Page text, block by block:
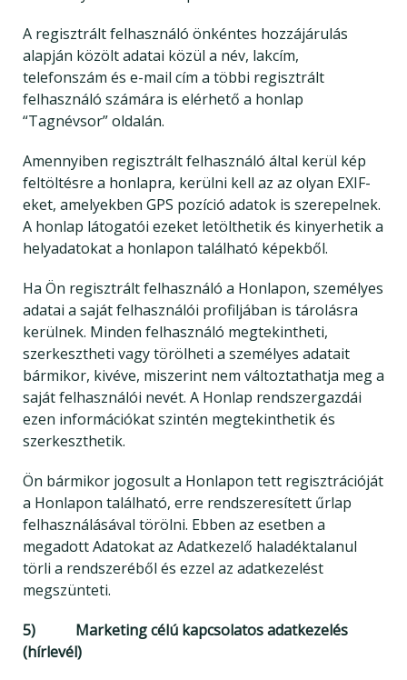
A regisztrált felhasználó önkéntes hozzájárulás
alapján közölt adatai közül a név, lakcím,
telefonszám és e-mail cím a többi regisztrált
felhasználó számára is elérhető a honlap
“Tagnévsor” oldalán.
Amennyiben regisztrált felhasználó által kerül kép
feltöltésre a honlapra, kerülni kell az az olyan EXIF-
eket, amelyekben GPS pozíció adatok is szerepelnek.
A honlap látogatói ezeket letölthetik és kinyerhetik a
helyadatokat a honlapon található képekből.
Ha Ön regisztrált felhasználó a Honlapon, személyes
adatai a saját felhasználói profiljában is tárolásra
kerülnek. Minden felhasználó megtekintheti,
szerkesztheti vagy törölheti a személyes adatait
bármikor, kivéve, miszerint nem változtathatja meg a
saját felhasználói nevét. A Honlap rendszergazdái
ezen információkat szintén megtekinthetik és
szerkeszthetik.
Ön bármikor jogosult a Honlapon tett regisztrációját
a Honlapon található, erre rendszeresített űrlap
felhasználásával törölni. Ebben az esetben a
megadott Adatokat az Adatkezelő haladéktalanul
törli a rendszeréből és ezzel az adatkezelést
megszünteti.
5) Marketing célú kapcsolatos adatkezelés
(hírlevél)